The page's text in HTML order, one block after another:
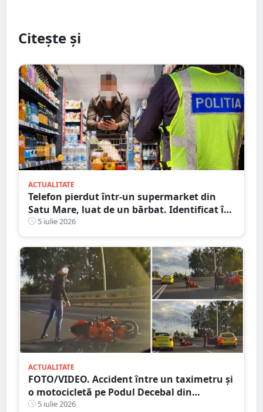
Citește și
ACTUALITATE
Telefon pierdut într-un supermarket din
Satu Mare, luat de un bărbat. Identificat în
timp record, ce scuză a avut bărbatul
5 iulie 2026
ACTUALITATE
FOTO/VIDEO. Accident între un taximetru și
o motocicletă pe Podul Decebal din
municipiul Satu Mare
5 iulie 2026